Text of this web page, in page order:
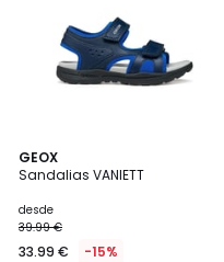
GEOX
Sandalias VANIETT
desde
39.99 €
33.99 € -15%
5
/